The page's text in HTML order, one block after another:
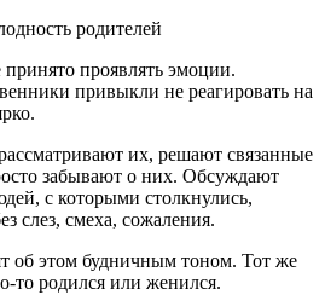
родителей
проявлять эмоции.
привыкли не реагировать на
их, решают связанные
забывают о них. Обсуждают
с которыми столкнулись,
слез, смеха, сожаления.
об этом будничным тоном. Тот же
то родился или женился.